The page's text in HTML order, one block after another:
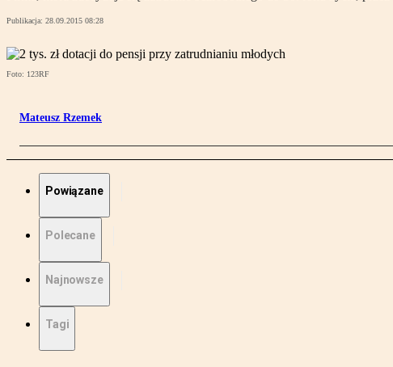
Publikacja: 28.09.2015 08:28
Foto: 123RF
Mateusz Rzemek
Powiązane
Polecane
Najnowsze
Tagi